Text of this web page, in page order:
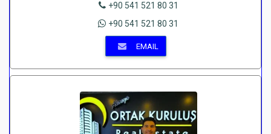
+90 541 521 80 31
+90 541 521 80 31
EMAIL